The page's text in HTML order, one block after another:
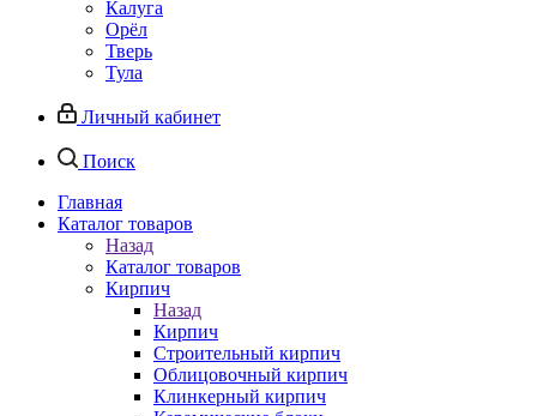
Калуга
Орёл
Тверь
Тула
Личный кабинет
Поиск
Главная
Каталог товаров
Назад
Каталог товаров
Кирпич
Назад
Кирпич
Строительный кирпич
Облицовочный кирпич
Клинкерный кирпич